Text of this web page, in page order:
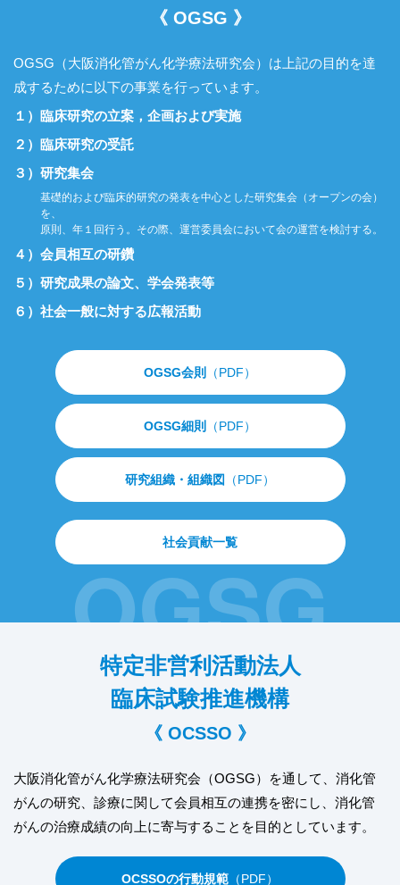
《 OGSG 》
OGSG（大阪消化管がん化学療法研究会）は 上記の目的を達
成するために以下の事業を行っています。
１）臨床研究の立案，企画および実施
２）臨床研究の受託
３）研究集会
基礎的および臨床的研究の発表を中心とした研究集会（オープンの会）
を、
原則、年１回行う。その際、運営委員会において会の運営を検討する。
４）会員相互の研鑽
５）研究成果の論文、学会発表等
６）社会一般に対する広報活動
OGSG会則 （PDF）
OGSG細則 （PDF）
研究組織・組織図 （PDF）
社会貢献一覧
特定非営利活動法人
臨床試験推進機構
《 OCSSO 》
大阪消化管がん化学療法研究会（OGSG）を通して、 消化管
がんの研究、診療に関して会員相互の連携を密にし、 消化管
がんの治療成績の向上に寄与することを目的としています。
OCSSOの行動規範 （PDF）